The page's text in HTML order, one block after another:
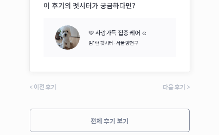
이 후기의 펫시터가 궁금하다면?
💚 사랑가득 집중 케어 ☺️
임*란펫시터·서울 양천구
< 이전 후기 다음 후기 >
전체 후기 보기